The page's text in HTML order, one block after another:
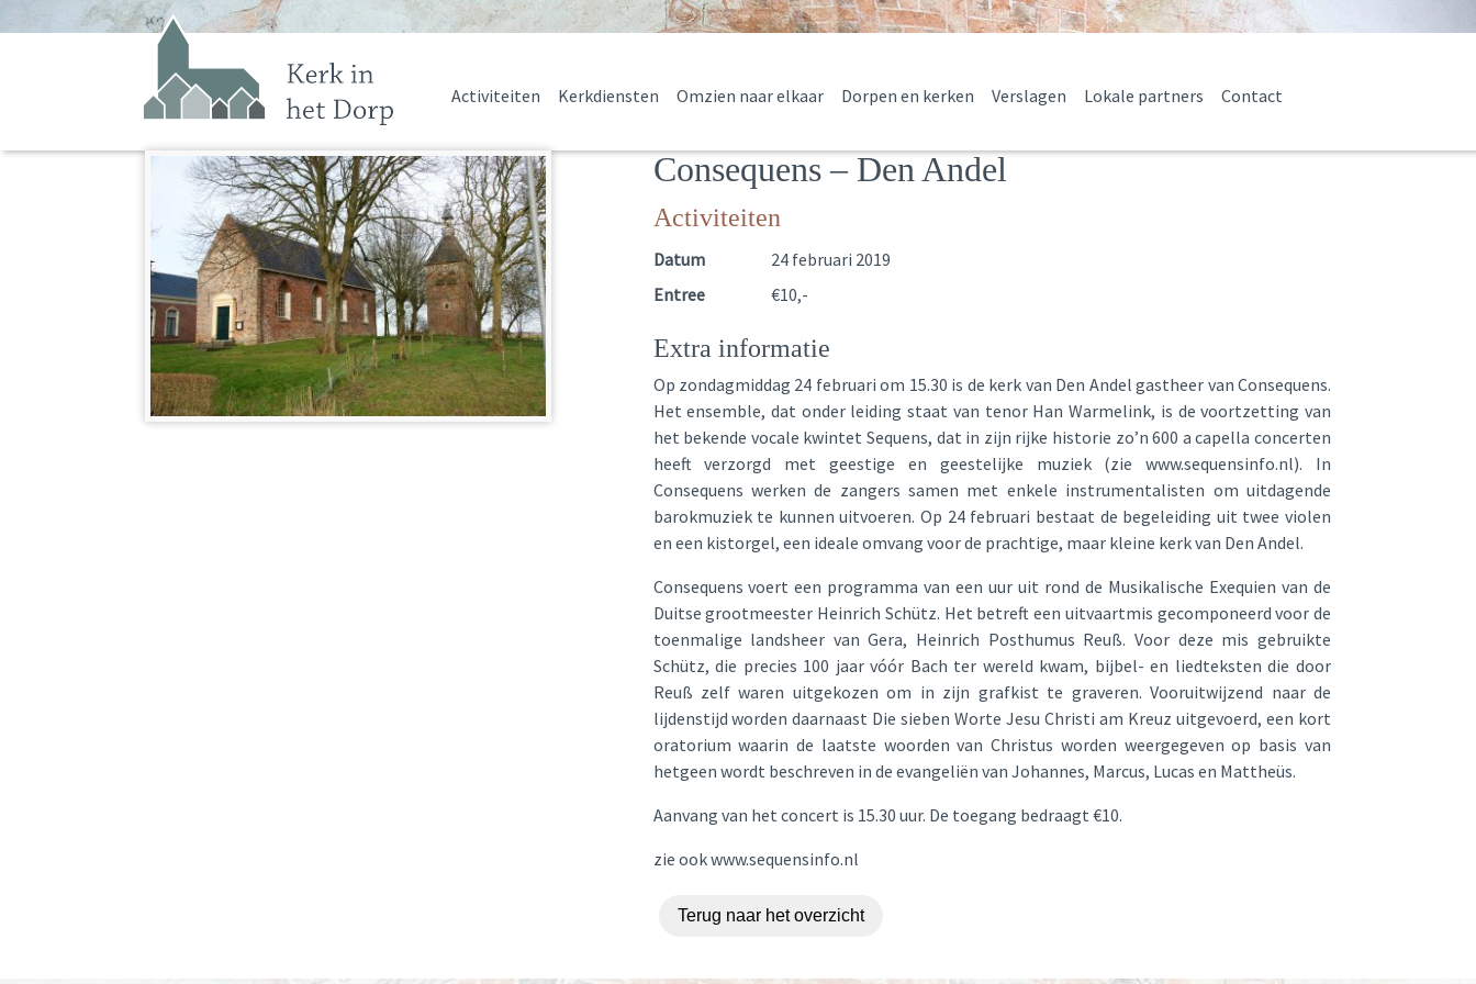
Activiteiten Kerkdiensten Omzien naar elkaar Dorpen en kerken Verslagen Lokale partners Contact
Consequens – Den Andel
Activiteiten
Datum
24 februari 2019
Entree
€10,-
Extra informatie
Op zondagmiddag 24 februari om 15.30 is de kerk van Den Andel gastheer van Consequens.
Het ensemble, dat onder leiding staat van tenor Han Warmelink, is de voortzetting van
het bekende vocale kwintet Sequens, dat in zijn rijke historie zo’n 600 a capella concerten
heeft verzorgd met geestige en geestelijke muziek (zie www.sequensinfo.nl). In
Consequens werken de zangers samen met enkele instrumentalisten om uitdagende
barokmuziek te kunnen uitvoeren. Op 24 februari bestaat de begeleiding uit twee violen
en een kistorgel, een ideale omvang voor de prachtige, maar kleine kerk van Den Andel.
Consequens voert een programma van een uur uit rond de Musikalische Exequien van de
Duitse grootmeester Heinrich Schütz. Het betreft een uitvaartmis gecomponeerd voor de
toenmalige landsheer van Gera, Heinrich Posthumus Reuß. Voor deze mis gebruikte
Schütz, die precies 100 jaar vóór Bach ter wereld kwam, bijbel- en liedteksten die door
Reuß zelf waren uitgekozen om in zijn grafkist te graveren. Vooruitwijzend naar de
lijdenstijd worden daarnaast Die sieben Worte Jesu Christi am Kreuz uitgevoerd, een kort
oratorium waarin de laatste woorden van Christus worden weergegeven op basis van
hetgeen wordt beschreven in de evangeliën van Johannes, Marcus, Lucas en Mattheüs.
Aanvang van het concert is 15.30 uur. De toegang bedraagt €10.
zie ook www.sequensinfo.nl
Terug naar het overzicht